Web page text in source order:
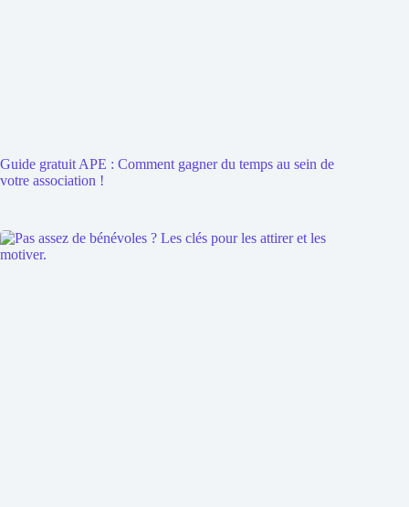
Guide gratuit APE : Comment gagner du temps au sein de
votre association !